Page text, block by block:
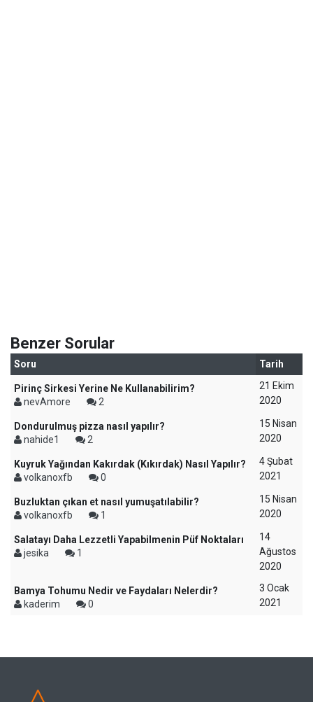
Benzer Sorular
Soru Tarih
Pirinç Sirkesi Yerine Ne Kullanabilirim?
nevAmore
2
21 Ekim
2020
Dondurulmuş pizza nasıl yapılır?
nahide1
2
15 Nisan
2020
Kuyruk Yağından Kakırdak (Kıkırdak) Nasıl Yapılır?
volkanoxfb
0
4 Şubat
2021
Buzluktan çıkan et nasıl yumuşatılabilir?
volkanoxfb
1
15 Nisan
2020
Salatayı Daha Lezzetli Yapabilmenin Püf Noktaları
jesika
1
14
Ağustos
2020
Bamya Tohumu Nedir ve Faydaları Nelerdir?
kaderim
0
3 Ocak
2021